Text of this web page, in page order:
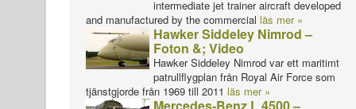
intermediate jet trainer aircraft developed
and manufactured by the commercial läs mer »
Hawker Siddeley Nimrod –
Foton &; Video
Hawker Siddeley Nimrod var ett maritimt
patrullflygplan från Royal Air Force som
tjänstgjorde från 1969 till 2011 läs mer »